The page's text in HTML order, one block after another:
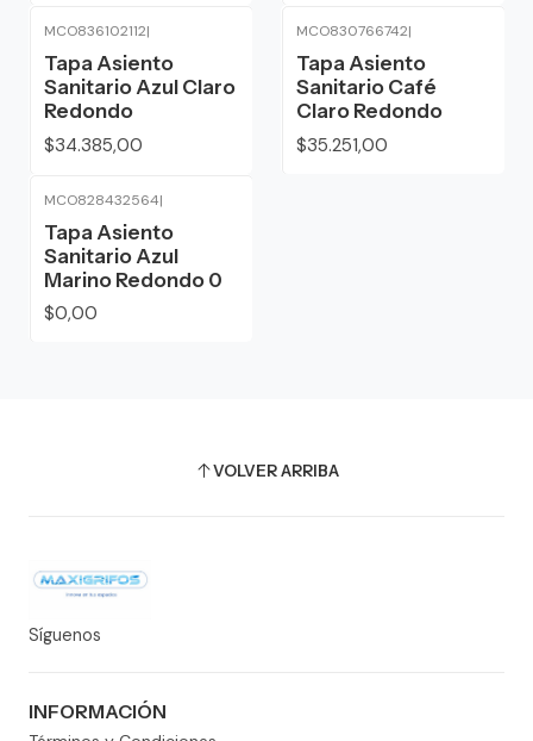
MCO836102112|
Tapa Asiento
Sanitario Azul Claro
Redondo
$34.385,00
MCO830766742|
Tapa Asiento
Sanitario Café
Claro Redondo
$35.251,00
MCO828432564|
Tapa Asiento
Sanitario Azul
Marino Redondo 0
$0,00
VOLVER ARRIBA
Síguenos
INFORMACIÓN